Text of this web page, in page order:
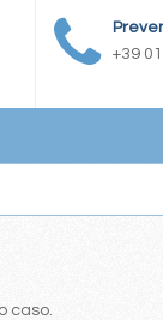
+39
caso.